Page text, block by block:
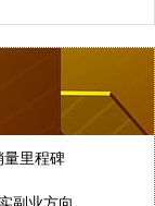
里程碑